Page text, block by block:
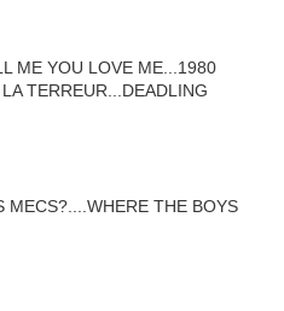
ME YOU LOVE ME...1980
TERREUR...DEADLING
MECS?....WHERE THE BOYS